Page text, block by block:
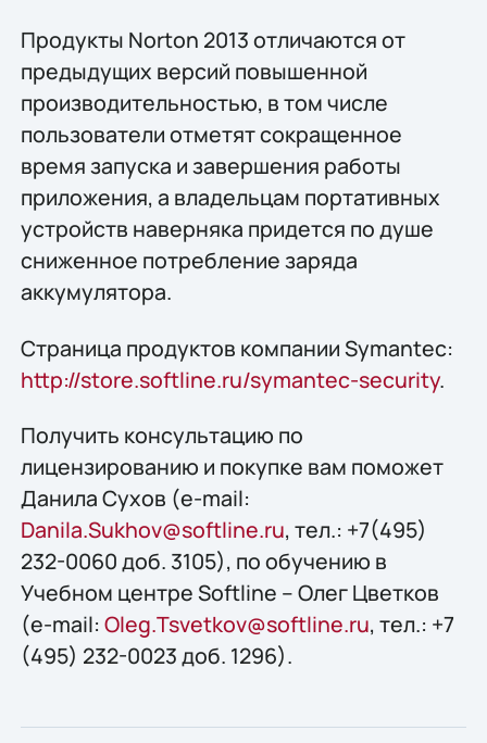
Продукты Norton 2013 отличаются от
предыдущих версий повышенной
производительностью, в том числе
пользователи отметят сокращенное
время запуска и завершения работы
приложения, а владельцам портативных
устройств наверняка придется по душе
сниженное потребление заряда
аккумулятора.
Страница продуктов компании Symantec:
http://store.softline.ru/symantec-security.
Получить конcультацию по
лицензированию и покупке вам поможет
Данила Сухов (e-mail:
Danila.Sukhov@softline.ru, тел.: +7(495)
232-0060 доб. 3105), по обучению в
Учебном центре Softline – Олег Цветков
(e-mail: Oleg.Tsvetkov@softline.ru, тел.: +7
(495) 232-0023 доб. 1296).